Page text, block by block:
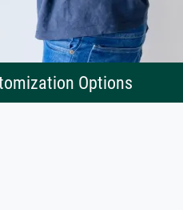
Options